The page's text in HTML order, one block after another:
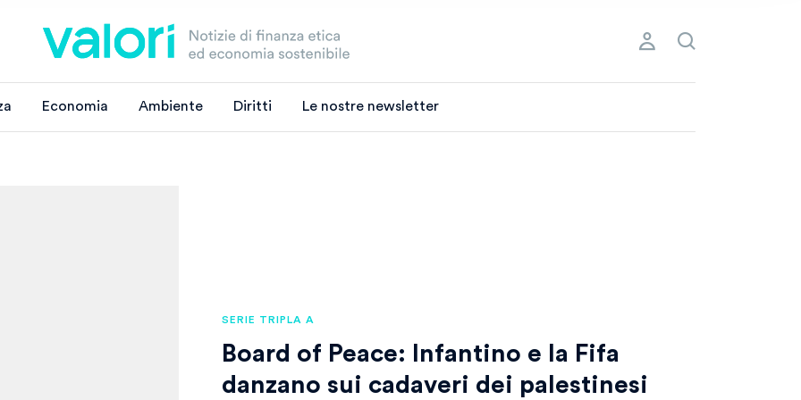
Economia Ambiente Diritti Le nostre newsletter
SERIE TRIPLA A
Board of Peace: Infantino e la Fifa
danzano sui cadaveri dei palestinesi